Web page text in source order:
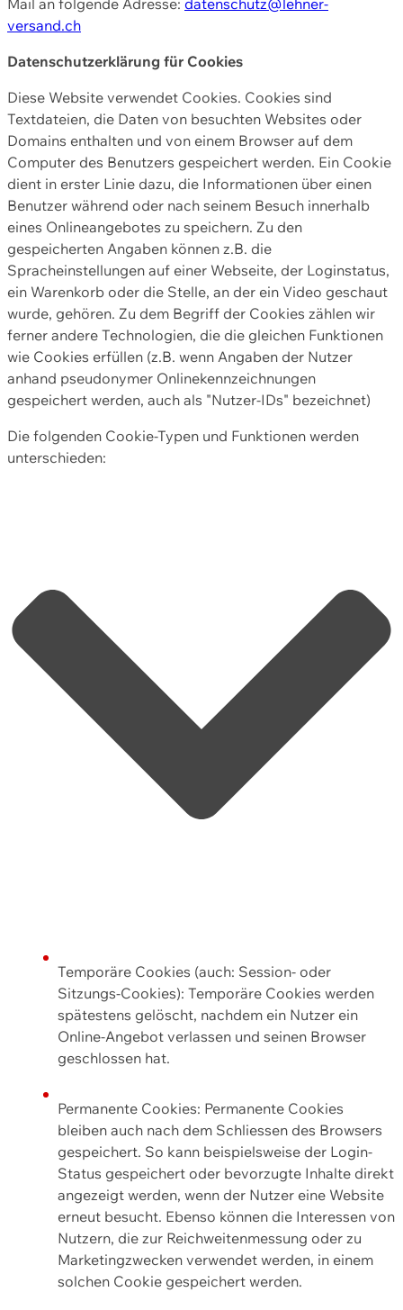
versand.ch
Datenschutzerklärung für Cookies
Diese Website verwendet Cookies. Cookies sind
Textdateien, die Daten von besuchten Websites oder
Domains enthalten und von einem Browser auf dem
Computer des Benutzers gespeichert werden. Ein Cookie
dient in erster Linie dazu, die Informationen über einen
Benutzer während oder nach seinem Besuch innerhalb
eines Onlineangebotes zu speichern. Zu den
gespeicherten Angaben können z.B. die
Spracheinstellungen auf einer Webseite, der Loginstatus,
ein Warenkorb oder die Stelle, an der ein Video geschaut
wurde, gehören. Zu dem Begriff der Cookies zählen wir
ferner andere Technologien, die die gleichen Funktionen
wie Cookies erfüllen (z.B. wenn Angaben der Nutzer
anhand pseudonymer Onlinekennzeichnungen
gespeichert werden, auch als "Nutzer-IDs" bezeichnet)
Die folgenden Cookie-Typen und Funktionen werden
unterschieden:
Temporäre Cookies (auch: Session- oder
Sitzungs-Cookies): Temporäre Cookies werden
spätestens gelöscht, nachdem ein Nutzer ein
Online-Angebot verlassen und seinen Browser
geschlossen hat.
Permanente Cookies: Permanente Cookies
bleiben auch nach dem Schliessen des Browsers
gespeichert. So kann beispielsweise der Login-
Status gespeichert oder bevorzugte Inhalte direkt
angezeigt werden, wenn der Nutzer eine Website
erneut besucht. Ebenso können die Interessen von
Nutzern, die zur Reichweitenmessung oder zu
Marketingzwecken verwendet werden, in einem
solchen Cookie gespeichert werden.